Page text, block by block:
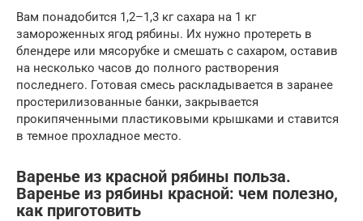
Вам понадобится 1,2–1,3 кг сахара на 1 кг
замороженных ягод рябины. Их нужно протереть в
блендере или мясорубке и смешать с сахаром, оставив
на несколько часов до полного растворения
последнего. Готовая смесь раскладывается в заранее
простерилизованные банки, закрывается
прокипяченными пластиковыми крышками и ставится
в темное прохладное место.
Варенье из красной рябины польза.
Варенье из рябины красной: чем полезно,
как приготовить